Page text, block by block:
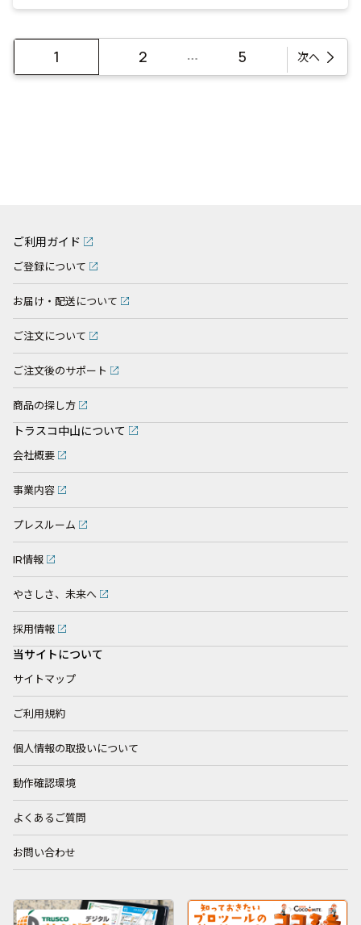
1 2 … 5 次へ
ご利用ガイド
ご登録について
お届け・配送について
ご注文について
ご注文後のサポート
商品の探し方
トラスコ中山について
会社概要
事業内容
プレスルーム
IR情報
やさしさ、未来へ
採用情報
当サイトについて
サイトマップ
ご利用規約
個人情報の取扱いについて
動作確認環境
よくあるご質問
お問い合わせ